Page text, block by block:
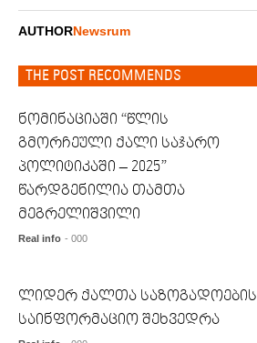
AUTHORNewsrum
THE POST RECOMMENDS
ნომინაციაში “წლის
გმორჩეული ქალი საჯარო
პოლიტიკაში – 2025”
წარდგენილია თამთა
მეგრელიშვილი
Real info - 000
ლიდერ ქალთა საზოგადოების
საინფორმაციო შეხვედრა